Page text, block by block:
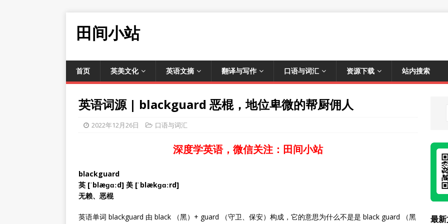
田间小站
首页 英美文化 英语文摘 翻译与写作 口语与词汇 资源下载 站内搜索
英语词源 | blackguard 恶棍，地位卑微的帮厨佣人
2022年12月26日 口语与词汇
深度学英语，微信关注：田间小站
blackguard
英 [ˈblæɡɑːd] 美 [ˈblækɡɑːrd]
无赖、恶棍
英语单词 blackguard 由 black （黑）+ guard （守卫、保安）构成，它的意思为什么不是是 black guard （黑
最